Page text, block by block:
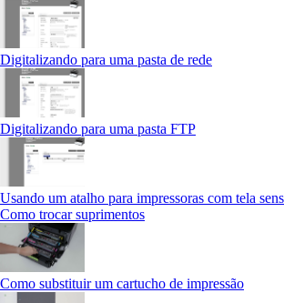
Digitalizando para uma pasta de rede
Digitalizando para uma pasta FTP
Usando um atalho para impressoras com tela
Como trocar suprimentos
Como substituir um cartucho de impressão